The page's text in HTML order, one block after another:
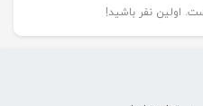
اولین نفر باشید!